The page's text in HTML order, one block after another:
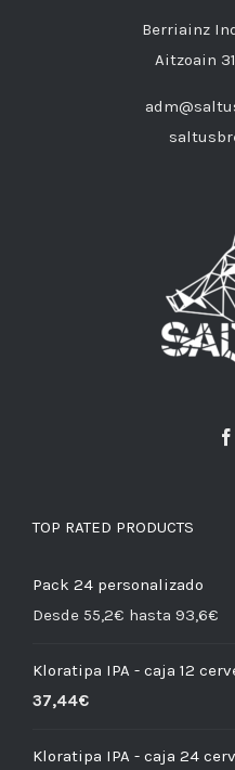
Berriainz
Aitzoain
TOP RATED PRODUCTS
Pack 24 personalizado
Desde 55,2€ hasta 93,6€
Kloratipa IPA - caja 12
37,44€
Kloratipa IPA - caja 24